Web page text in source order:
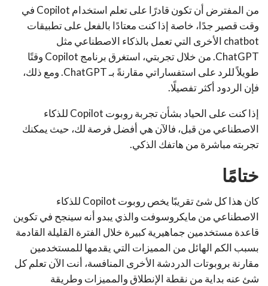
من المفترض أن تكون قادرًا على تعلم استخدام Copilot في
وقت قصير جدًا، خاصة إذا كنت معتادًا بالفعل على تطبيقات
chatbot الأخرى التي تعمل بالذكاء الاصطناعي مثل
ChatGPT. من خلال تجربتي، استغرق برنامج Copilot وقتًا
طويلاً للرد على استفساراتي مقارنةً بـ ChatGPT. ومع ذلك،
فإن الردود أكثر تفصيلًا.
إذا كنت على الحياد بشأن تجربة روبوت Copilot للذكاء
الاصطناعي من قبل، فالآن هي أفضل فرصة لك، حيث يمكنك
تجربته مباشرة من هاتفك الذكي.
ختامًا
كان هذا كل شئ تقريبًا يخص روبوت Copilot للذكاء
الاصطناعي من مايكروسوفت والذي يبدو أنه سينجح في تكوين
قاعدة مستخدمين جماهيرية كبيرة خلال الفترة القليلة القادمة
بسبب الكم الهائل من المميزات التي يقدمها للمستخدمين
مقارنة بروبوتات الدردشة الأخرى المنافسة، أنت الآن تعلم كل
شئ عنه بداية من نقطة الإنطلاق والمميزات وطريقة